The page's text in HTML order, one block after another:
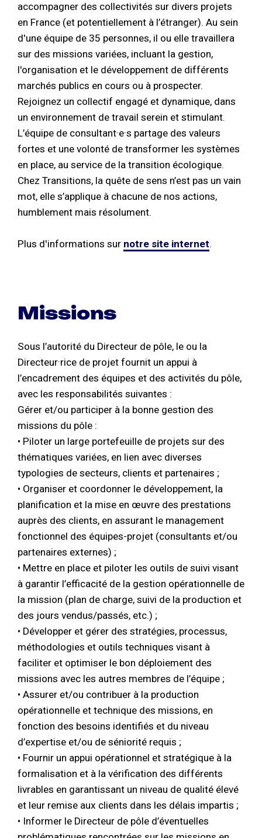
accompagner des collectivités sur divers projets
en France (et potentiellement à l’étranger). Au sein
d'une équipe de 35 personnes, il ou elle travaillera
sur des missions variées, incluant la gestion,
l'organisation et le développement de différents
marchés publics en cours ou à prospecter.
Rejoignez un collectif engagé et dynamique, dans
un environnement de travail serein et stimulant.
L’équipe de consultant·e·s partage des valeurs
fortes et une volonté de transformer les systèmes
en place, au service de la transition écologique.
Chez Transitions, la quête de sens n’est pas un vain
mot, elle s’applique à chacune de nos actions,
humblement mais résolument.
Plus d'informations sur notre site internet.
Missions
Sous l’autorité du Directeur de pôle, le ou la
Directeur·rice de projet fournit un appui à
l’encadrement des équipes et des activités du pôle,
avec les responsabilités suivantes :
Gérer et/ou participer à la bonne gestion des
missions du pôle :
• Piloter un large portefeuille de projets sur des
thématiques variées, en lien avec diverses
typologies de secteurs, clients et partenaires ;
• Organiser et coordonner le développement, la
planification et la mise en œuvre des prestations
auprès des clients, en assurant le management
fonctionnel des équipes-projet (consultants et/ou
partenaires externes) ;
• Mettre en place et piloter les outils de suivi visant
à garantir l’efficacité de la gestion opérationnelle de
la mission (plan de charge, suivi de la production et
des jours vendus/passés, etc.) ;
• Développer et gérer des stratégies, processus,
méthodologies et outils techniques visant à
faciliter et optimiser le bon déploiement des
missions avec les autres membres de l’équipe ;
• Assurer et/ou contribuer à la production
opérationnelle et technique des missions, en
fonction des besoins identifiés et du niveau
d’expertise et/ou de séniorité requis ;
• Fournir un appui opérationnel et stratégique à la
formalisation et à la vérification des différents
livrables en garantissant un niveau de qualité élevé
et leur remise aux clients dans les délais impartis ;
• Informer le Directeur de pôle d’éventuelles